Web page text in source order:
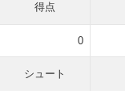
得点
0
シュート